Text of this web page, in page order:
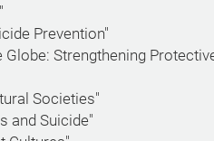
Prevention"
Strengthening
Societies"
and Suicide"